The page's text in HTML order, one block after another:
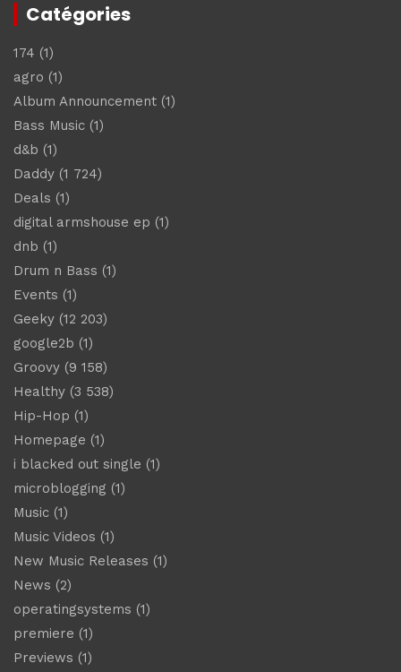
Catégories
174 (1)
agro (1)
Album Announcement (1)
Bass Music (1)
d&b (1)
Daddy (1 724)
Deals (1)
digital armshouse ep (1)
dnb (1)
Drum n Bass (1)
Events (1)
Geeky (12 203)
google2b (1)
Groovy (9 158)
Healthy (3 538)
Hip-Hop (1)
Homepage (1)
i blacked out single (1)
microblogging (1)
Music (1)
Music Videos (1)
New Music Releases (1)
News (2)
operatingsystems (1)
premiere (1)
Previews (1)